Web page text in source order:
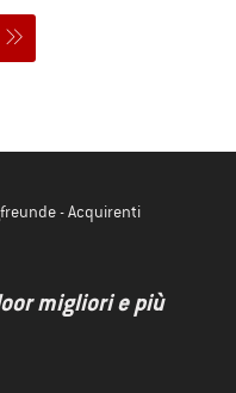
- Acquirenti
migliori e più